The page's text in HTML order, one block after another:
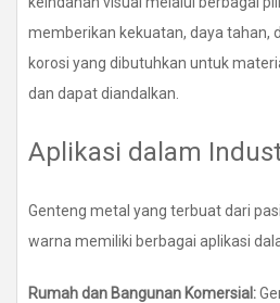
memberikan kekuatan, daya tahan,
korosi yang dibutuhkan untuk
dan dapat diandalkan.
Aplikasi dalam
Genteng metal yang terbuat dari
warna memiliki berbagai aplikasi
Rumah dan Bangunan Komersial: